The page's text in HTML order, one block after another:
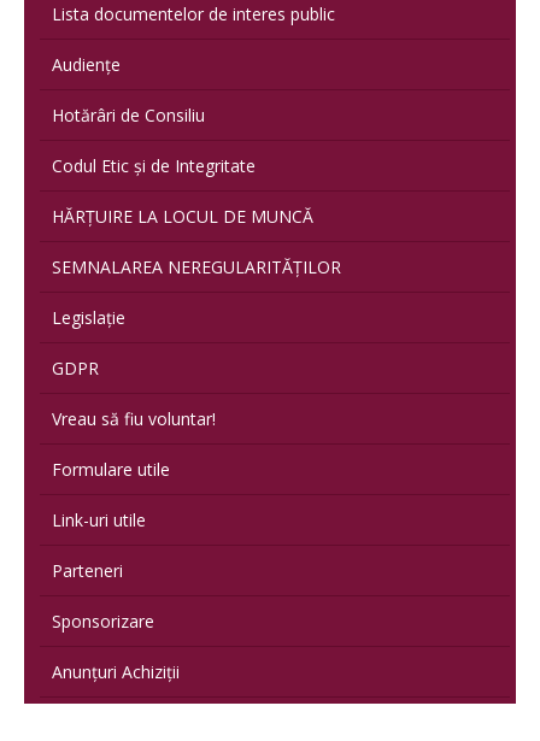
Lista documentelor de interes public
Audiențe
Hotărâri de Consiliu
Codul Etic și de Integritate
HĂRȚUIRE LA LOCUL DE MUNCĂ
SEMNALAREA NEREGULARITĂȚILOR
Legislație
GDPR
Vreau să fiu voluntar!
Formulare utile
Link-uri utile
Parteneri
Sponsorizare
Anunțuri Achiziții